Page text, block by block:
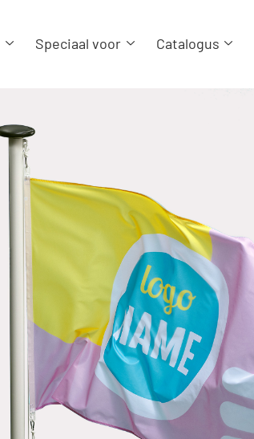
Speciaal voor Catalogus